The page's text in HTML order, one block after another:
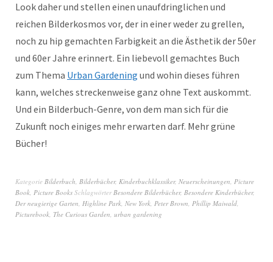
Look daher und stellen einen unaufdringlichen und
reichen Bilderkosmos vor, der in einer weder zu grellen,
noch zu hip gemachten Farbigkeit an die Ästhetik der 50er
und 60er Jahre erinnert. Ein liebevoll gemachtes Buch
zum Thema Urban Gardening und wohin dieses führen
kann, welches streckenweise ganz ohne Text auskommt.
Und ein Bilderbuch-Genre, von dem man sich für die
Zukunft noch einiges mehr erwarten darf. Mehr grüne
Bücher!
Kategorie Bilderbuch, Bilderbücher, Kinderbuchklassiker, Neuerscheinungen, Picture
Book, Picture Books SchlagwörterBesondere Bilderbücher, Besondere Kinderbücher,
Der neugierige Garten, Highline Park, New York, Peter Brown, Phillip Maiwald,
Picturebook, The Curious Garden, urban gardening